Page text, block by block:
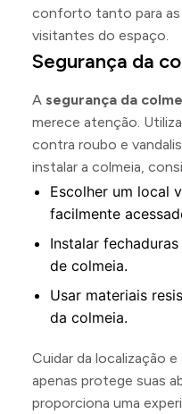
conforto tanto para as
visitantes do espaço.
Segurança da
A segurança da
merece atenção.
contra roubo e
instalar a colmeia,
Escolher um local
facilmente
Instalar
de colmeia.
Usar materiais
da colmeia.
Cuidar da localização e
apenas protege suas
proporciona uma